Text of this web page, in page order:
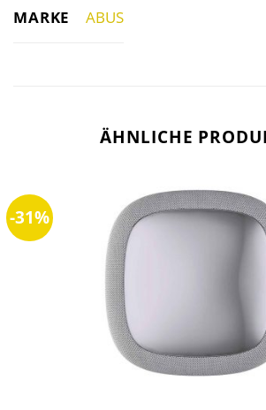
MARKE ABUS
ÄHNLICHE
-31%